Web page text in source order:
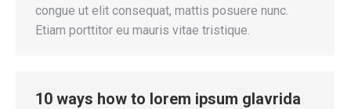
congue ut elit consequat, mattis posuere nunc.
Etiam porttitor eu mauris vitae tristique.
10 ways how to lorem ipsum glavrida